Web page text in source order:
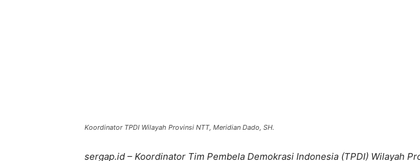
Koordinator TPDI Wilayah Provinsi NTT, Meridian Dado, SH.
sergap.id – Koordinator Tim Pembela Demokrasi Indonesia (TPDI) Wilayah